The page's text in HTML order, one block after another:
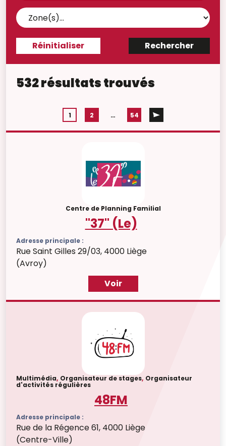
532 résultats trouvés
1 2 … 54
Centre de Planning Familial
"37" (Le)
Adresse principale :
Rue Saint Gilles 29/03, 4000 Liège
(Avroy)
Voir
Multimédia, Organisateur de stages, Organisateur
d'activités régulières
48FM
Adresse principale :
Rue de la Régence 61, 4000 Liège
(Centre-Ville)